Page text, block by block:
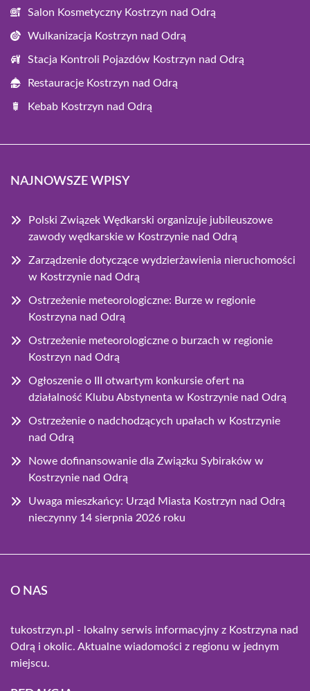
Salon Kosmetyczny Kostrzyn nad Odrą
Wulkanizacja Kostrzyn nad Odrą
Stacja Kontroli Pojazdów Kostrzyn nad Odrą
Restauracje Kostrzyn nad Odrą
Kebab Kostrzyn nad Odrą
NAJNOWSZE WPISY
Polski Związek Wędkarski organizuje jubileuszowe
zawody wędkarskie w Kostrzynie nad Odrą
Zarządzenie dotyczące wydzierżawienia nieruchomości
w Kostrzynie nad Odrą
Ostrzeżenie meteorologiczne: Burze w regionie
Kostrzyna nad Odrą
Ostrzeżenie meteorologiczne o burzach w regionie
Kostrzyn nad Odrą
Ogłoszenie o III otwartym konkursie ofert na
działalność Klubu Abstynenta w Kostrzynie nad Odrą
Ostrzeżenie o nadchodzących upałach w Kostrzynie
nad Odrą
Nowe dofinansowanie dla Związku Sybiraków w
Kostrzynie nad Odrą
Uwaga mieszkańcy: Urząd Miasta Kostrzyn nad Odrą
nieczynny 14 sierpnia 2026 roku
O NAS
tukostrzyn.pl - lokalny serwis informacyjny z Kostrzyna nad
Odrą i okolic. Aktualne wiadomości z regionu w jednym
miejscu.